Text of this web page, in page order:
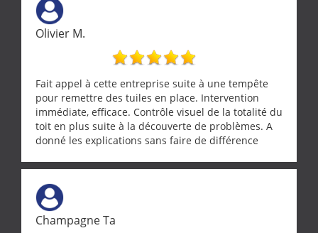
Olivier M.
Fait appel à cette entreprise suite à une tempête
pour remettre des tuiles en place. Intervention
immédiate, efficace. Contrôle visuel de la totalité du
toit en plus suite à la découverte de problèmes. A
donné les explications sans faire de différence
Champagne Ta